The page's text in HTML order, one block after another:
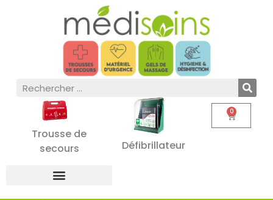
Trousse de
secours
Défibrillateur
0